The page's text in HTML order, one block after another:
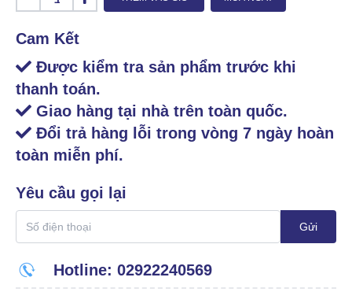
Cam Kết
Được kiểm tra sản phẩm trước khi
thanh toán.
Giao hàng tại nhà trên toàn quốc.
Đổi trả hàng lỗi trong vòng 7 ngày hoàn
toàn miễn phí.
Yêu cầu gọi lại
Gửi
Hotline: 02922240569